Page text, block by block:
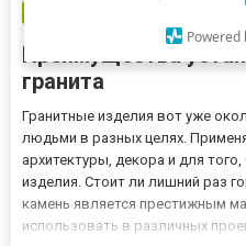
Powered
Преимущества
гранита
Гранитные изделия вот уже
людьми в разных целях.
архитектуры, декора и для
изделия. Стоит ли лишний раз
камень является престижным
использовать в различных